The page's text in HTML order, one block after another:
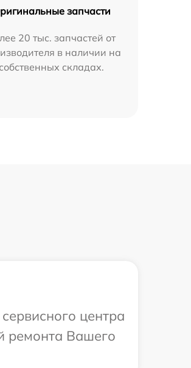
запчасти
20 тыс. запчастей от
в наличии на
собственных складах.
центра
ремонта Вашего